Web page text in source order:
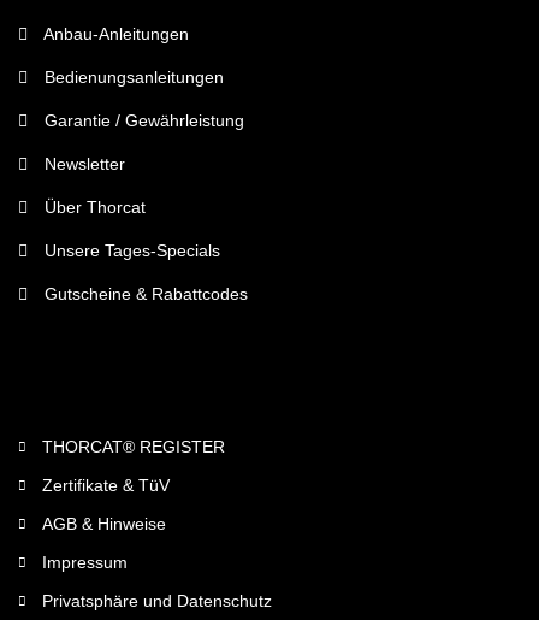
Anbau-Anleitungen
Bedienungsanleitungen
Garantie / Gewährleistung
Newsletter
Über Thorcat
Unsere Tages-Specials
Gutscheine & Rabattcodes
THORCAT® REGISTER
Zertifikate & TüV
AGB & Hinweise
Impressum
Privatsphäre und Datenschutz